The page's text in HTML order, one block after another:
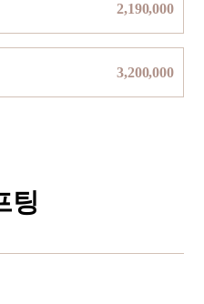
2,190,000
3,200,000
팅